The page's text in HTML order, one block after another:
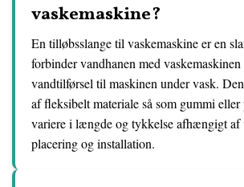
vaskemaskine?
En tilløbsslange til vaskemaskine er en
forbinder vandhanen med
vandtilførsel til maskinen under vask.
af fleksibelt materiale så som gummi
variere i længde og tykkelse afhængigt af
placering og installation.